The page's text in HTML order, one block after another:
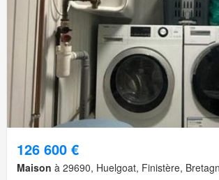
126 600 €
Maison à 29690, Huelgoat, Finistère,